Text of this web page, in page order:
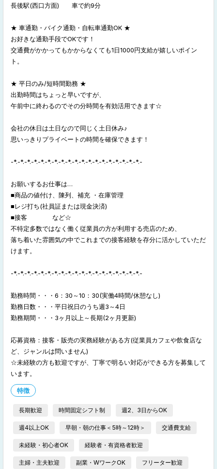
長後駅(西口方面) 車で約9分
★ 車通勤・バイク通勤・自転車通勤OK ★
お好きな通勤手段でOKです！
交通費がかかってもかからなくても1日1000円支給が嬉しいポイン
ト。
★ 平日のみ/短時間勤務 ★
出勤時間はちょっと早いですが、
午前中に終わるのでその分時間を有効活用できます☆
会社の休日は土日なので同じく土日休み♪
思いっきりプライベートの時間を確保できます！
-*.-*.-*.-*.-*.-*.-*.-*.-*.-*.-*.-*.-*.-*.-*.-*.-*.-*.-*.-
お願いするお仕事は…
■商品の値付け、陳列、補充 ・在庫管理
■レジ打ち(社員証または現金決済)
■接客 など☆
不特定多数ではなく働く従業員の方が利用する売店のため、
落ち着いた雰囲気の中でこれまでの接客経験を存分に活かしていただ
けます。
-*.-*.-*.-*.-*.-*.-*.-*.-*.-*.-*.-*.-*.-*.-*.-*.-*.-*.-*.-
勤務時間・・・6：30～10：30(実働4時間/休憩なし)
勤務日数・・・平日祝日のうち週3～4日
勤務期間・・・3ヶ月以上～長期(2ヶ月更新)
応募資格：接客・販売の実務経験がある方(従業員カフェや飲食店な
ど、ジャンルは問いません)
☆未経験の方も歓迎ですが、丁寧で明るい対応ができる方を募集して
います。
特徴
長期歓迎 時間固定シフト制 週2、3日からOK
週4以上OK 早朝・朝の仕事＜5時～12時＞ 交通費支給
未経験・初心者OK 経験者・有資格者歓迎
主婦・主夫歓迎 副業・WワークOK フリーター歓迎